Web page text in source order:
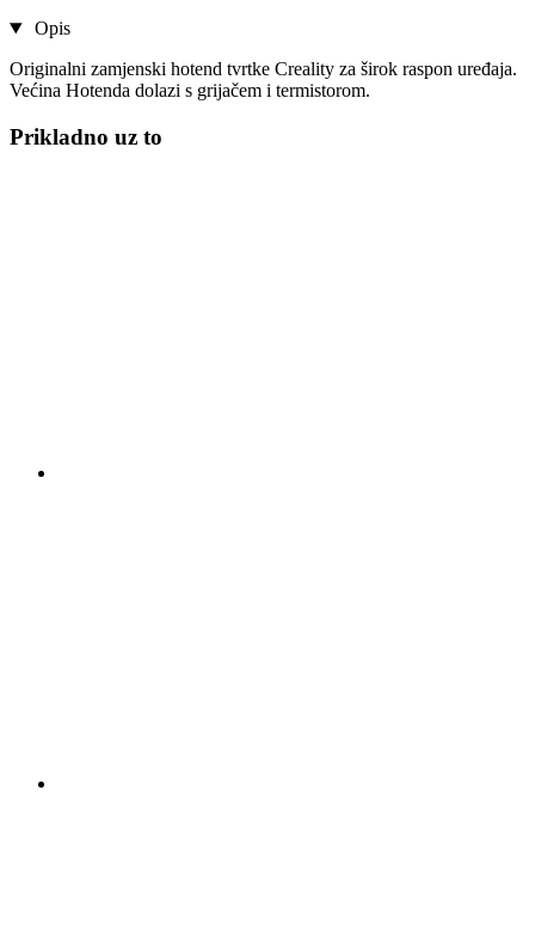
Opis
Originalni zamjenski hotend tvrtke Creality za širok raspon uređaja.
Većina Hotenda dolazi s grijačem i termistorom.
Prikladno uz to